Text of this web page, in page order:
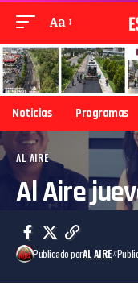
Aa
Noticias Programas
AL AIRE
Al Aire
Publicado porAL AIRE